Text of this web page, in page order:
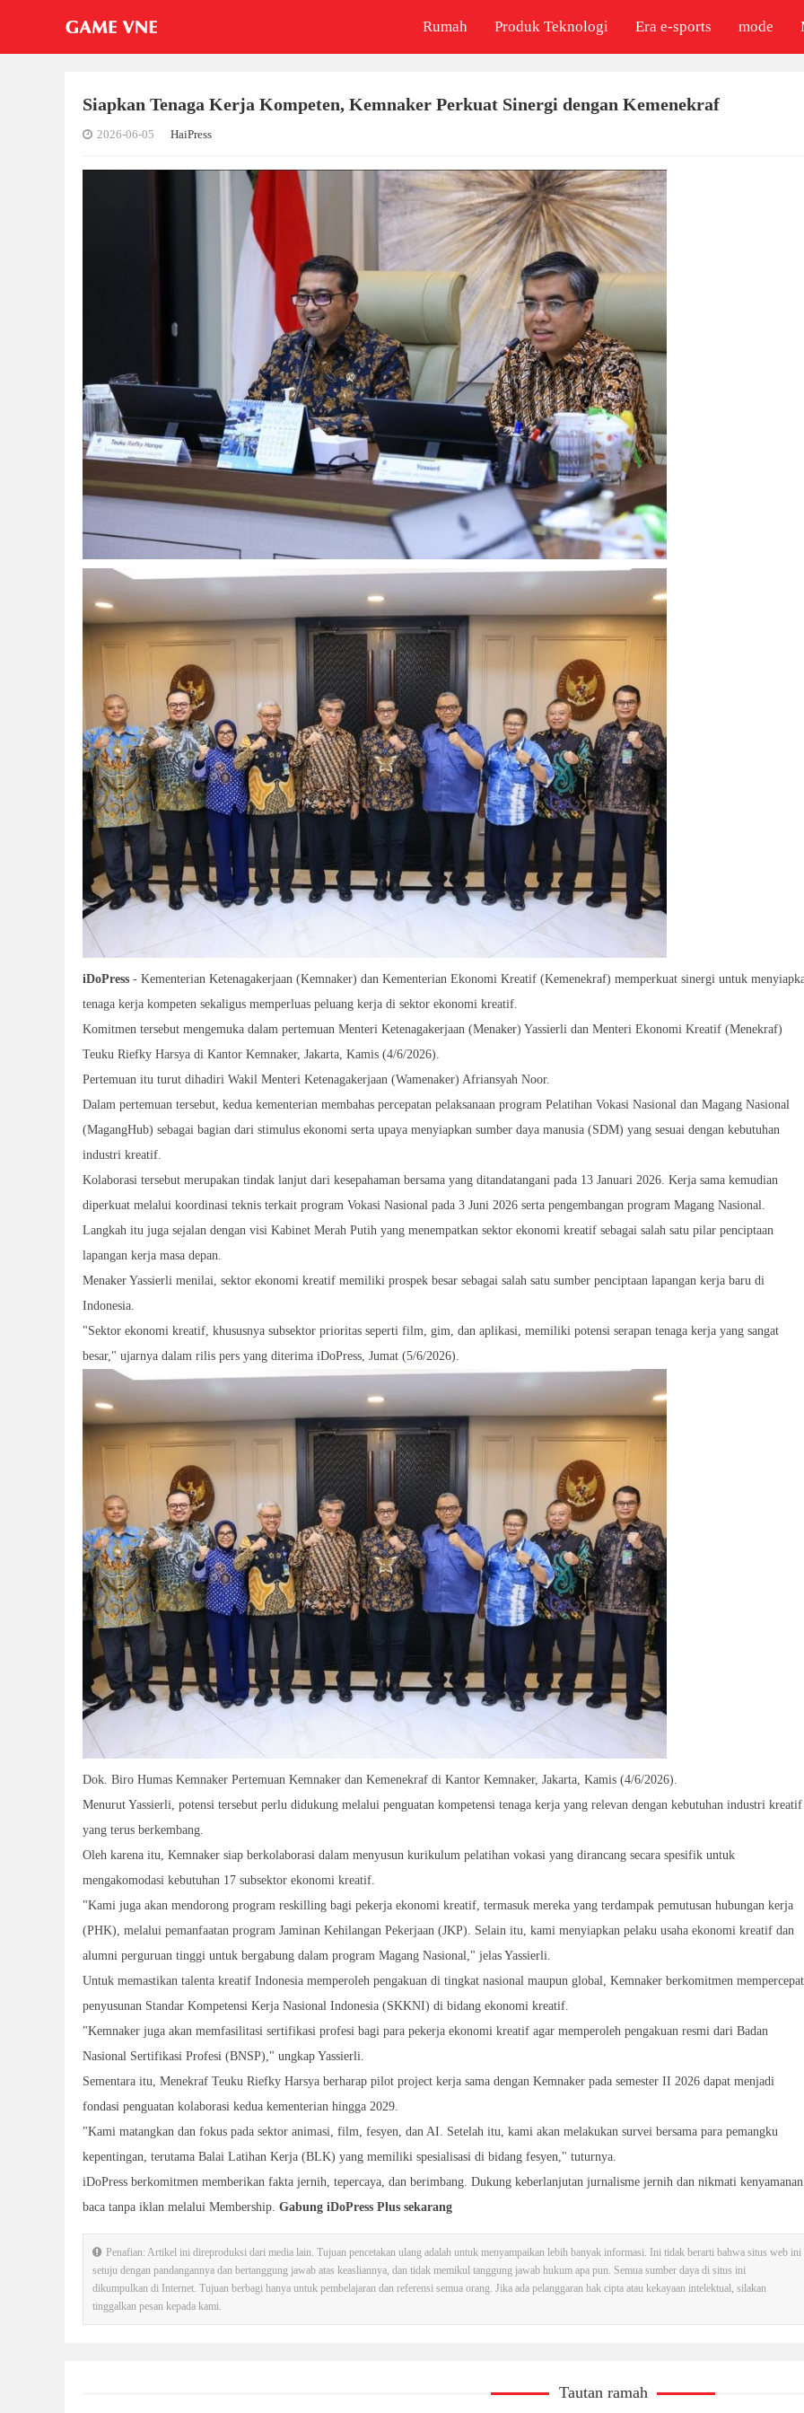
Rumah Produk Teknologi Era e-sports mode
Siapkan Tenaga Kerja Kompeten, Kemnaker Perkuat Sinergi dengan Kemenekraf
2026-06-05 HaiPress
iDoPress - Kementerian Ketenagakerjaan (Kemnaker) dan Kementerian Ekonomi Kreatif (Kemenekraf) memperkuat sinergi untuk
tenaga kerja kompeten sekaligus memperluas peluang kerja di sektor ekonomi kreatif.
Komitmen tersebut mengemuka dalam pertemuan Menteri Ketenagakerjaan (Menaker) Yassierli dan Menteri Ekonomi Kreatif (Menekraf)
Teuku Riefky Harsya di Kantor Kemnaker, Jakarta, Kamis (4/6/2026).
Pertemuan itu turut dihadiri Wakil Menteri Ketenagakerjaan (Wamenaker) Afriansyah Noor.
Dalam pertemuan tersebut, kedua kementerian membahas percepatan pelaksanaan program Pelatihan Vokasi Nasional dan Magang Nasional
(MagangHub) sebagai bagian dari stimulus ekonomi serta upaya menyiapkan sumber daya manusia (SDM) yang sesuai dengan kebutuhan
industri kreatif.
Kolaborasi tersebut merupakan tindak lanjut dari kesepahaman bersama yang ditandatangani pada 13 Januari 2026. Kerja sama kemudian
diperkuat melalui koordinasi teknis terkait program Vokasi Nasional pada 3 Juni 2026 serta pengembangan program Magang Nasional.
Langkah itu juga sejalan dengan visi Kabinet Merah Putih yang menempatkan sektor ekonomi kreatif sebagai salah satu pilar penciptaan
lapangan kerja masa depan.
Menaker Yassierli menilai, sektor ekonomi kreatif memiliki prospek besar sebagai salah satu sumber penciptaan lapangan kerja baru di
Indonesia.
"Sektor ekonomi kreatif, khususnya subsektor prioritas seperti film, gim, dan aplikasi, memiliki potensi serapan tenaga kerja yang sangat
besar," ujarnya dalam rilis pers yang diterima iDoPress, Jumat (5/6/2026).
Dok. Biro Humas Kemnaker Pertemuan Kemnaker dan Kemenekraf di Kantor Kemnaker, Jakarta, Kamis (4/6/2026).
Menurut Yassierli, potensi tersebut perlu didukung melalui penguatan kompetensi tenaga kerja yang relevan dengan kebutuhan industri kreatif
yang terus berkembang.
Oleh karena itu, Kemnaker siap berkolaborasi dalam menyusun kurikulum pelatihan vokasi yang dirancang secara spesifik untuk
mengakomodasi kebutuhan 17 subsektor ekonomi kreatif.
"Kami juga akan mendorong program reskilling bagi pekerja ekonomi kreatif, termasuk mereka yang terdampak pemutusan hubungan kerja
(PHK), melalui pemanfaatan program Jaminan Kehilangan Pekerjaan (JKP). Selain itu, kami menyiapkan pelaku usaha ekonomi kreatif dan
alumni perguruan tinggi untuk bergabung dalam program Magang Nasional," jelas Yassierli.
Untuk memastikan talenta kreatif Indonesia memperoleh pengakuan di tingkat nasional maupun global, Kemnaker berkomitmen mempercepat
penyusunan Standar Kompetensi Kerja Nasional Indonesia (SKKNI) di bidang ekonomi kreatif.
"Kemnaker juga akan memfasilitasi sertifikasi profesi bagi para pekerja ekonomi kreatif agar memperoleh pengakuan resmi dari Badan
Nasional Sertifikasi Profesi (BNSP)," ungkap Yassierli.
Sementara itu, Menekraf Teuku Riefky Harsya berharap pilot project kerja sama dengan Kemnaker pada semester II 2026 dapat menjadi
fondasi penguatan kolaborasi kedua kementerian hingga 2029.
"Kami matangkan dan fokus pada sektor animasi, film, fesyen, dan AI. Setelah itu, kami akan melakukan survei bersama para pemangku
kepentingan, terutama Balai Latihan Kerja (BLK) yang memiliki spesialisasi di bidang fesyen," tuturnya.
iDoPress berkomitmen memberikan fakta jernih, tepercaya, dan berimbang. Dukung keberlanjutan jurnalisme jernih dan nikmati kenyamanan
baca tanpa iklan melalui Membership. Gabung iDoPress Plus sekarang
Penafian: Artikel ini direproduksi dari media lain. Tujuan pencetakan ulang adalah untuk menyampaikan lebih banyak informasi. Ini tidak berarti bahwa situs web ini
setuju dengan pandangannya dan bertanggung jawab atas keasliannya, dan tidak memikul tanggung jawab hukum apa pun. Semua sumber daya di situs ini
dikumpulkan di Internet. Tujuan berbagi hanya untuk pembelajaran dan referensi semua orang. Jika ada pelanggaran hak cipta atau kekayaan intelektual, silakan
tinggalkan pesan kepada kami.
Tautan ramah